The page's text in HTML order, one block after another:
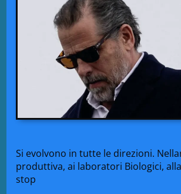
Si evolvono in tutte le direzioni.
produttiva, ai laboratori Biologici,
stop